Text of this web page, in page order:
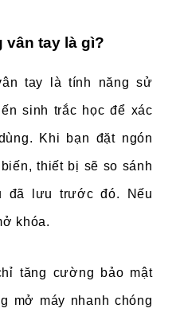
vân tay là gì?
tay là tính năng sử
sinh trắc học để xác
Khi bạn đặt ngón
thiết bị sẽ so sánh
đã lưu trước đó. Nếu
khóa.
tăng cường bảo mật
mở máy nhanh chóng